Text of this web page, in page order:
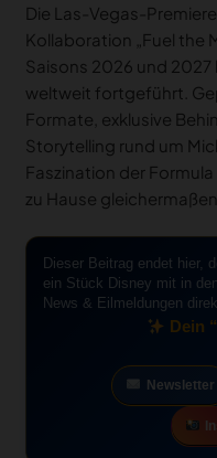
Die Las-Vegas-
Kollaboration „Fuel the
Saisons 2026 und
weltweit fortgeführt.
Formate, exklusive
Storytelling rund um
Faszination der
zu Hause
Dieser Beitrag endet hier,
ein Stück Disney mit in
News & Eilmeldungen
Dein
Newsletter